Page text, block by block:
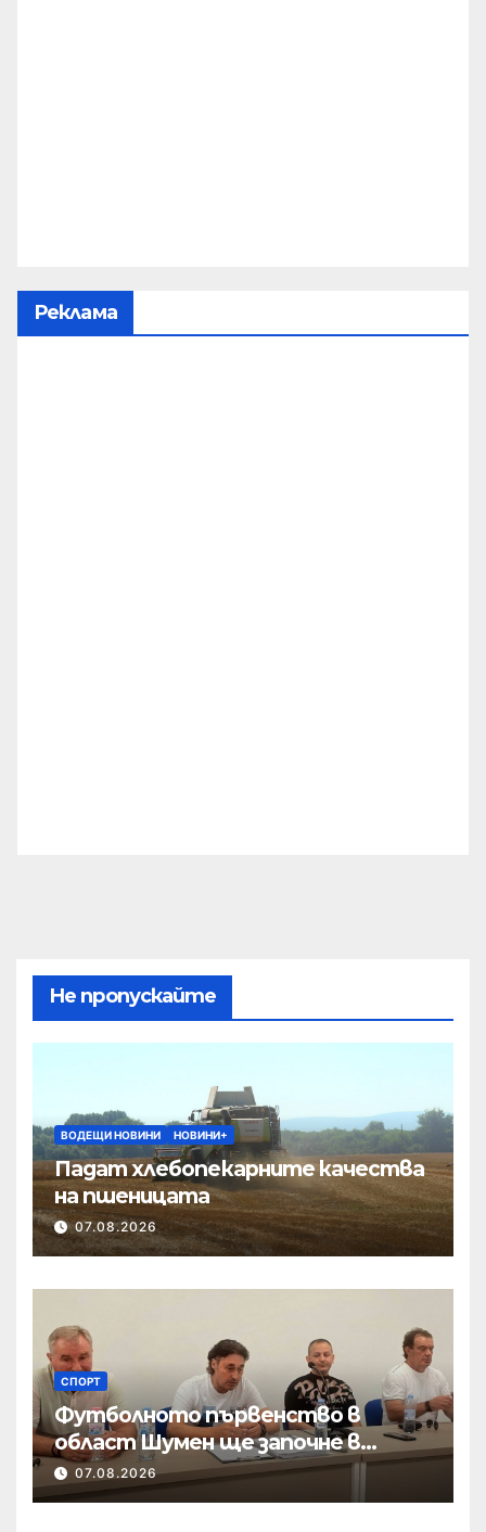
Реклама
Не пропускайте
ВОДЕЩИ НОВИНИ НОВИНИ+
Падат хлебопекарните качества
на пшеницата
07.08.2026
СПОРТ
Футболното първенство в
област Шумен ще започне в
началото на септември
07.08.2026